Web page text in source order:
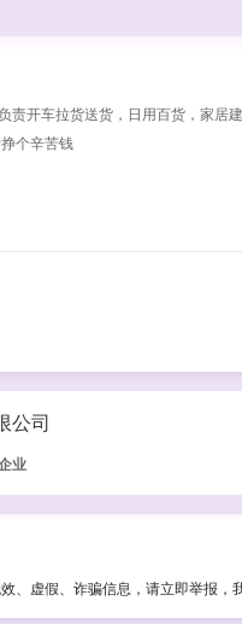
责开车拉货送货，日用百货，家
个辛苦钱
公司
业
、虚假、诈骗信息，请立即举报，